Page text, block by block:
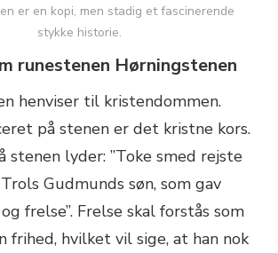
er en kopi, men stadig et fascinerende
stykke historie.
runestenen Hørningstenen
henviser til kristendommen.
på stenen er det kristne kors.
stenen lyder: ”Toke smed rejste
Gudmunds søn, som gav
frelse”. Frelse skal forstås som
frihed, hvilket vil sige, at han nok